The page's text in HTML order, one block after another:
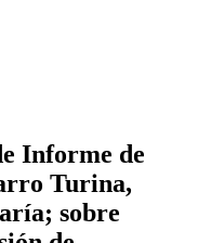
Informe de
Turina,
sobre